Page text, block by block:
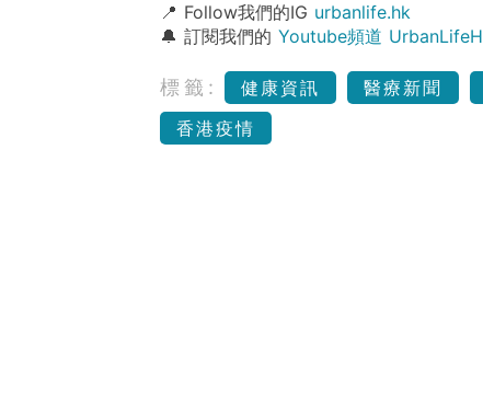
📍 Follow我們的IG urbanlife.hk
🔔 訂閱我們的 Youtube頻道
標籤: 健康資訊 醫療新聞
香港疫情